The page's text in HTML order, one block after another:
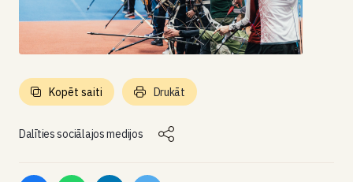
Dalīties sociālajos medijos
Kopēt saiti Drukāt